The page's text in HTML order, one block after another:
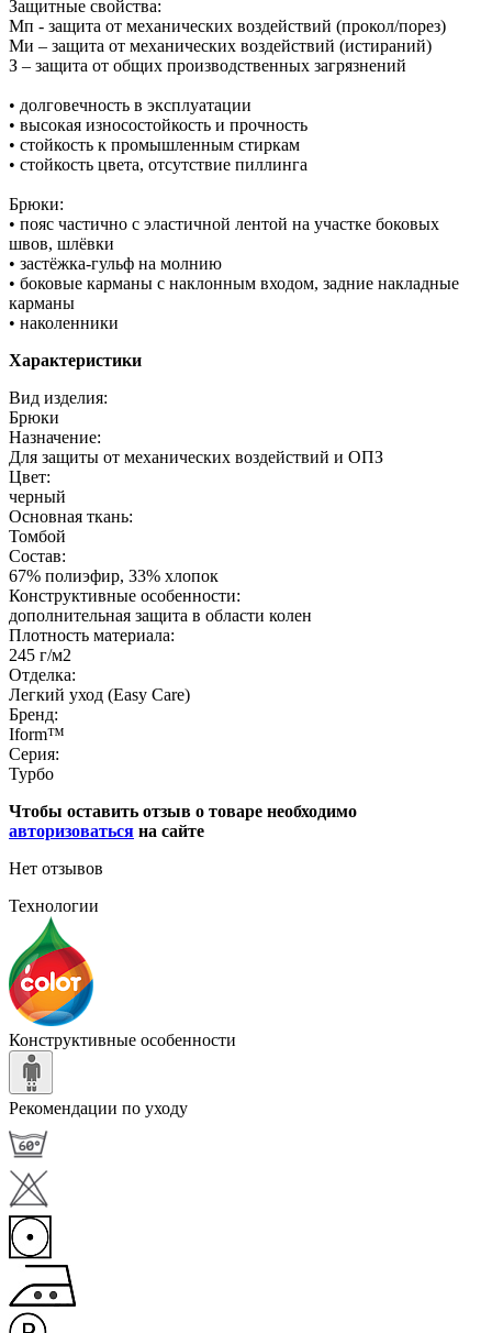
Защитные свойства:
Мп - защита от механических воздействий (прокол/порез)
Ми – защита от механических воздействий (истираний)
З – защита от общих производственных загрязнений
• долговечность в эксплуатации
• высокая износостойкость и прочность
• стойкость к промышленным стиркам
• стойкость цвета, отсутствие пиллинга
Брюки:
• пояс частично с эластичной лентой на участке боковых
швов, шлёвки
• застёжка-гульф на молнию
• боковые карманы с наклонным входом, задние накладные
карманы
• наколенники
Характеристики
Вид изделия:
Брюки
Назначение:
Для защиты от механических воздействий и ОПЗ
Цвет:
черный
Основная ткань:
Томбой
Состав:
67% полиэфир, 33% хлопок
Конструктивные особенности:
дополнительная защита в области колен
Плотность материала:
245 г/м2
Отделка:
Легкий уход (Easy Care)
Бренд:
Iform™
Серия:
Турбо
Чтобы оставить отзыв о товаре необходимо
авторизоваться на сайте
Нет отзывов
Технологии
Конструктивные особенности
Рекомендации по уходу